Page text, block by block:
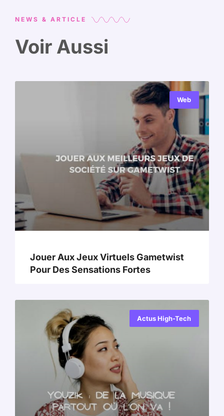
NEWS & ARTICLE
Voir Aussi
Web
Jouer Aux Jeux Virtuels Gametwist
Pour Des Sensations Fortes
Actus High-Tech